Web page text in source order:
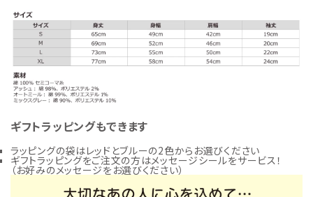
ギフトラッピングもできます
ラッピングの袋はレッドとブルーの2色からお選びください
ギフトラッピングをご注文の方はメッセージシールをサービス！
（お好みのメッセージをお選びください）